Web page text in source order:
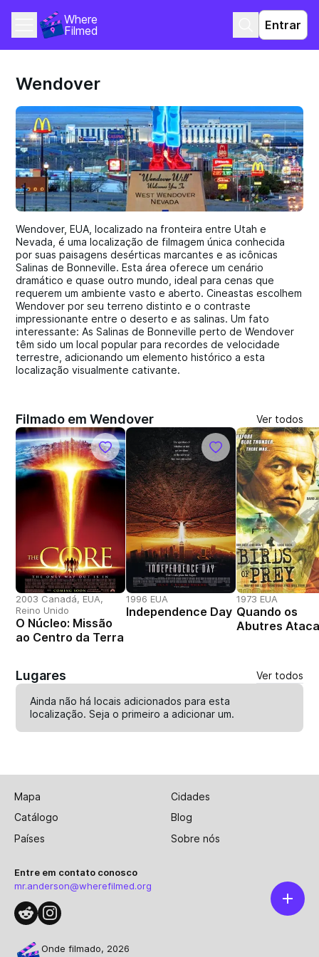
Where
Filmed
Entrar
Wendover
Wendover, EUA, localizado na fronteira entre Utah e
Nevada, é uma localização de filmagem única conhecida
por suas paisagens desérticas marcantes e as icônicas
Salinas de Bonneville. Esta área oferece um cenário
dramático e quase outro mundo, ideal para cenas que
requerem um ambiente vasto e aberto. Cineastas escolhem
Wendover por seu terreno distinto e o contraste
impressionante entre o deserto e as salinas. Um fato
interessante: As Salinas de Bonneville perto de Wendover
têm sido um local popular para recordes de velocidade
terrestre, adicionando um elemento histórico a esta
localização visualmente cativante.
Filmado em Wendover Ver todos
2003 Canadá, EUA,
Reino Unido
O Núcleo: Missão
ao Centro da Terra
1996 EUA
Independence Day
1973 EUA
Quando os
Abutres
Lugares Ver todos
Ainda não há locais adicionados para esta
localização. Seja o primeiro aadicionar um.
Mapa
Cidades
Catálogo
Blog
Países
Sobre nós
Entre em contato conosco
mr.anderson@wherefilmed.org
Onde filmado, 2026